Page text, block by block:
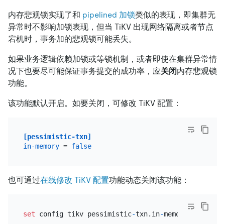
内存悲观锁实现了和 pipelined 加锁类似的表现，即集群无
异常时不影响加锁表现，但当 TiKV 出现网络隔离或者节点
宕机时，事务加的悲观锁可能丢失。
如果业务逻辑依赖加锁或等锁机制，或者即使在集群异常情
况下也要尽可能保证事务提交的成功率，应关闭内存悲观锁
功能。
该功能默认开启。如要关闭，可修改 TiKV 配置：
[pessimistic-txn]
in-memory = false
也可通过在线修改 TiKV 配置功能动态关闭该功能：
set config tikv pessimistic-txn.in-memory 'false'